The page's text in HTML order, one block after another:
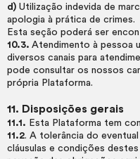
d) Utilização indevida de
apologia à prática de crimes.
Esta seção poderá ser
10.3. Atendimento à pessoa
diversos canais para
pode consultar os nossos
própria Plataforma.
11. Disposições gerais
11.1. Esta Plataforma tem
11.2. A tolerância do
cláusulas e condições